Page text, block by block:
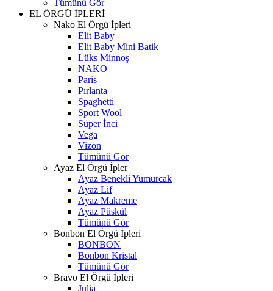
Tümünü Gör
EL ÖRGÜ İPLERİ
Nako El Örgü İpleri
Elit Baby
Elit Baby Mini Batik
Lüks Minnoş
NAKO
Paris
Pırlanta
Spaghetti
Sport Wool
Süper İnci
Vega
Vizon
Tümünü Gör
Ayaz El Örgü İpler
Ayaz Benekli Yumurcak
Ayaz Lif
Ayaz Makreme
Ayaz Püskül
Tümünü Gör
Bonbon El Örgü İpleri
BONBON
Bonbon Kristal
Tümünü Gör
Bravo El Örgü İpleri
Julia